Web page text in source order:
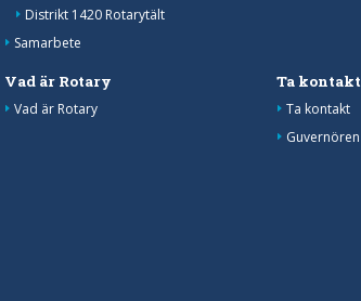
Distrikt 1420 Rotarytält
Samarbete
Vad är Rotary
Vad är Rotary
Ta kontakt
Ta kontakt
Guvernören